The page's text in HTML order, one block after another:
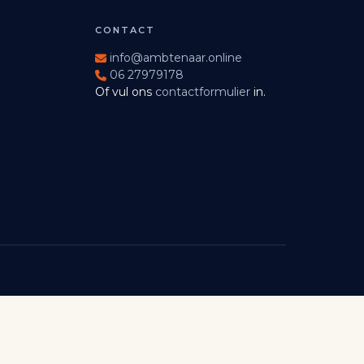
CONTACT
info@ambtenaar.online
06 27979178
Of vul ons contactformulier in.